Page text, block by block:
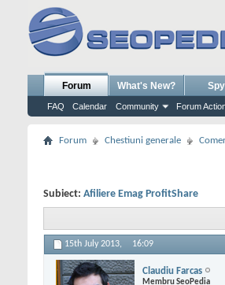
Forum
FAQ Calendar Community Forum
What's New? Spy
Forum Chestiuni generale
Subiect: Afiliere Emag ProfitShare
15th July 2013, 16:09
Claudiu Farcas
Membru SeoPedia